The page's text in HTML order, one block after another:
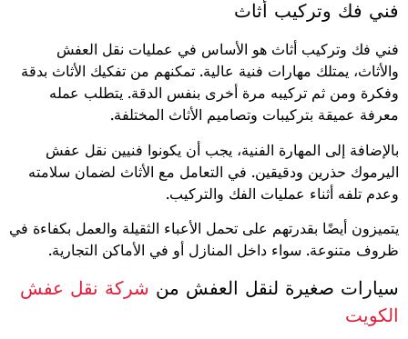
فني فك وتركيب أثاث
فني فك وتركيب أثاث هو الأساس في عمليات نقل العفش
والأثاث، يمتلك مهارات فنية عالية. تمكنهم من تفكيك الأثاث بدقة
وفكرة ومن ثم تركيبه مرة أخرى بنفس الدقة. يتطلب عمله
معرفة عميقة بتركيبات وتصاميم الأثاث المختلفة.
بالإضافة إلى المهارة الفنية، يجب أن يكونوا فنيين نقل عفش
اليرموك حذرين ودقيقين. في التعامل مع الأثاث لضمان سلامته
وعدم تلفه أثناء عمليات الفك والتركيب.
يتميزون أيضًا بقدرتهم على تحمل الأعباء الثقيلة والعمل بكفاءة في
ظروف متنوعة. سواء داخل المنازل أو في الأماكن التجارية.
سيارات صغيرة لنقل العفش من شركة نقل عفش
الكويت